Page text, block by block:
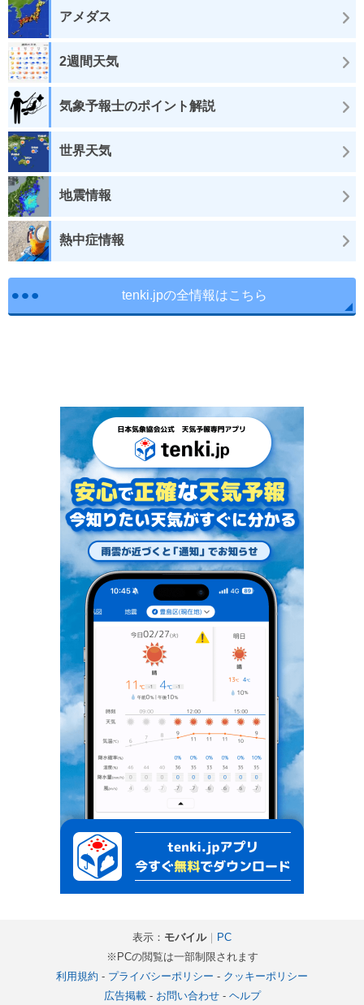
アメダス
2週間天気
気象予報士のポイント解説
世界天気
地震情報
熱中症情報
tenki.jpの全情報はこちら
表示： モバイル｜ PC
※PCの閲覧は一部制限されます
利用規約 - プライバシーポリシー - クッキーポリシー
広告掲載- お問い合わせ- ヘルプ